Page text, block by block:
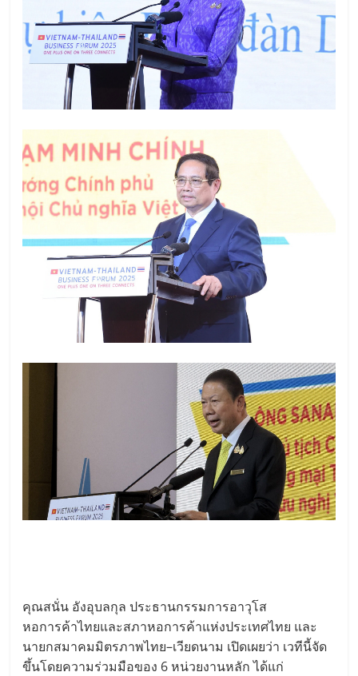
คุณสนั่น อังอุบลกุล ประธานกรรมการอาวุโส
หอการค้าไทยและสภาหอการค้าแห่งประเทศไทย และ
นายกสมาคมมิตรภาพไทย–เวียดนาม เปิดเผยว่า เวทีนี้จัด
ขึ้นโดยความร่วมมือของ 6 หน่วยงานหลัก ได้แก่